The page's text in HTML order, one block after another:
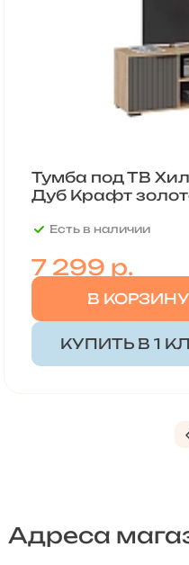
Тумба под ТВ
Дуб Крафт
Есть в наличии
7 299 р.
В КОРЗИНУ
КУПИТЬ В 1
Адреса